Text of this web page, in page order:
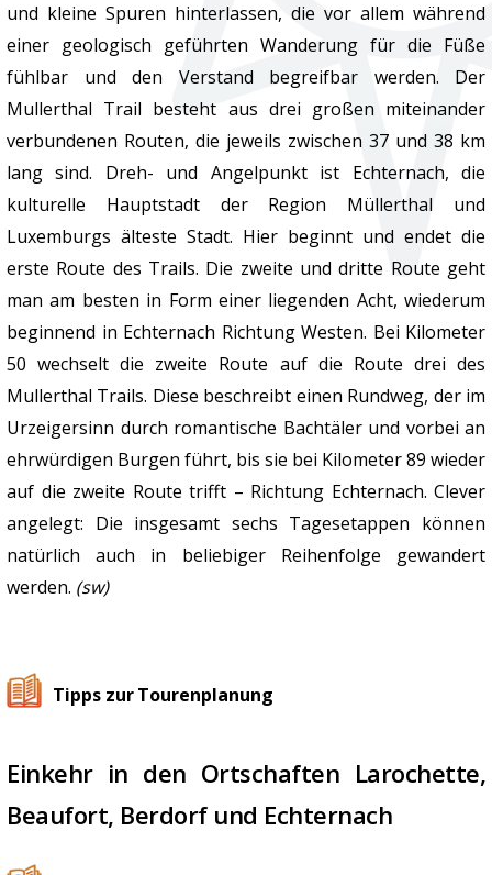
und kleine Spuren hinterlassen, die vor allem während
einer geologisch geführten Wanderung für die Füße
fühlbar und den Verstand begreifbar werden. Der
Mullerthal Trail besteht aus drei großen miteinander
verbundenen Routen, die jeweils zwischen 37 und 38 km
lang sind. Dreh- und Angelpunkt ist Echternach, die
kulturelle Hauptstadt der Region Müllerthal und
Luxemburgs älteste Stadt. Hier beginnt und endet die
erste Route des Trails. Die zweite und dritte Route geht
man am besten in Form einer liegenden Acht, wiederum
beginnend in Echternach Richtung Westen. Bei Kilometer
50 wechselt die zweite Route auf die Route drei des
Mullerthal Trails. Diese beschreibt einen Rundweg, der im
Urzeigersinn durch romantische Bachtäler und vorbei an
ehrwürdigen Burgen führt, bis sie bei Kilometer 89 wieder
auf die zweite Route trifft – Richtung Echternach. Clever
angelegt: Die insgesamt sechs Tagesetappen können
natürlich auch in beliebiger Reihenfolge gewandert
werden. (sw)
Tipps zur Tourenplanung
Einkehr in den Ortschaften Larochette,
Beaufort, Berdorf und Echternach